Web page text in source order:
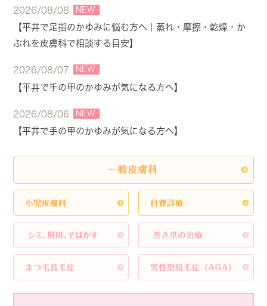
2026/08/08 NEW
【平井で足指のかゆみに悩む方へ｜蒸れ・摩擦・乾燥・か
ぶれを皮膚科で相談する目安】
2026/08/07 NEW
【平井で手の甲のかゆみが気になる方へ】
2026/08/06 NEW
【平井で手の甲のかゆみが気になる方へ】